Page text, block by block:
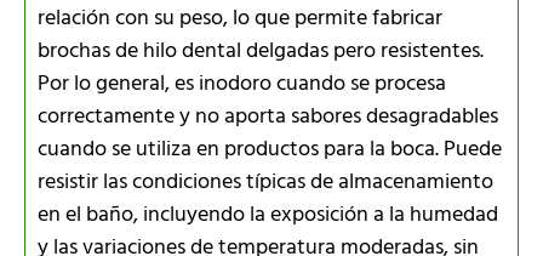
relación con su peso, lo que permite fabricar
brochas de hilo dental delgadas pero resistentes.
Por lo general, es inodoro cuando se procesa
correctamente y no aporta sabores desagradables
cuando se utiliza en productos para la boca. Puede
resistir las condiciones típicas de almacenamiento
en el baño, incluyendo la exposición a la humedad
y las variaciones de temperatura moderadas, sin